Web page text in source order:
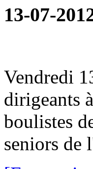
13-07-
Vendredi
dirigeants
boulistes
seniors de